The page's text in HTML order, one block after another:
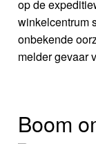
op de
winkelcentrum
onbekende
melder gevaar
Boom